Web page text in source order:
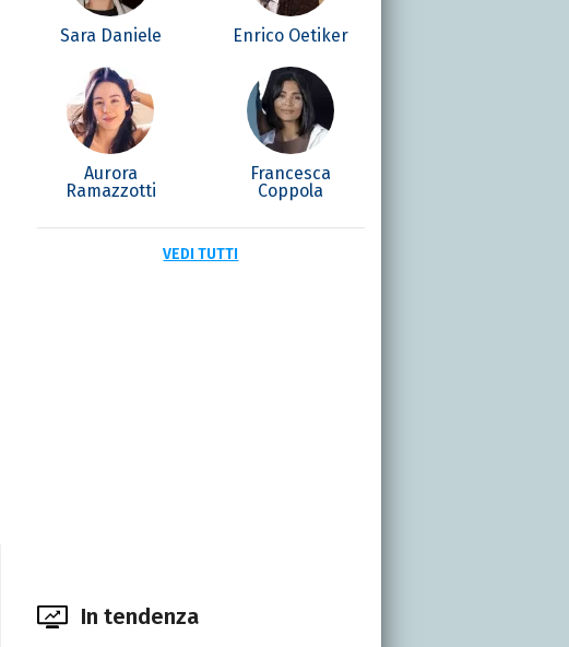
Sara Daniele Enrico Oetiker
Aurora
Ramazzotti
Francesca
Coppola
VEDI TUTTI
In tendenza